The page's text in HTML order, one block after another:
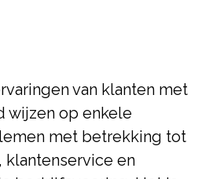
van klanten met
wijzen op enkele
met betrekking tot
en